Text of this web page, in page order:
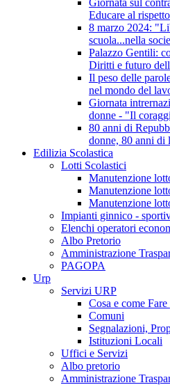
Giornata sul
Educare al rispetto
8 marzo 2024:
scuola...nella
Palazzo Gentili:
Diritti e futuro
Il peso delle
nel mondo del
Giornata
donne - "Il
80 anni di
donne, 80 anni di
Edilizia Scolastica
Lotti Scolastici
Manutenzione
Manutenzione
Manutenzione
Impianti ginnico -
Elenchi operatori
Albo Pretorio
Amministrazione
PAGOPA
Urp
Servizi URP
Cosa e come Fare
Comuni
Segnalazioni,
Istituzioni Locali
Uffici e Servizi
Albo pretorio
Amministrazione